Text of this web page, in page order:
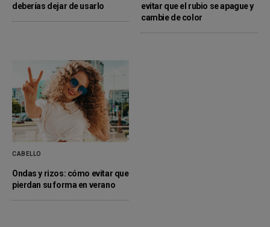
deberías dejar de usarlo
evitar que el rubio se apague y
cambie de color
CABELLO
Ondas y rizos: cómo evitar que
pierdan su forma en verano